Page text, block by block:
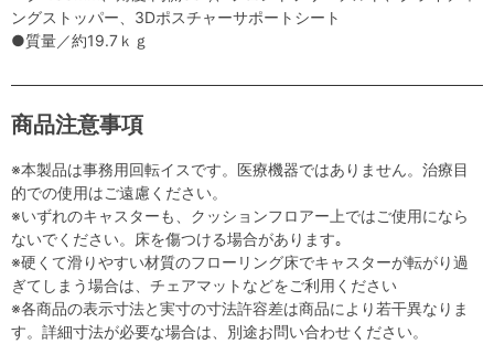
ングストッパー、3Dポスチャーサポートシート
●質量／約19.7ｋｇ
商品注意事項
※本製品は事務用回転イスです。医療機器ではありません。治療目
的での使用はご遠慮ください。
※いずれのキャスターも、クッションフロアー上ではご使用になら
ないでください。床を傷つける場合があります｡
※硬くて滑りやすい材質のフローリング床でキャスターが転がり過
ぎてしまう場合は、チェアマットなどをご利用ください
※各商品の表示寸法と実寸の寸法許容差は商品により若干異なりま
す。詳細寸法が必要な場合は、別途お問い合わせください。